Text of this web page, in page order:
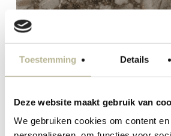
Toestemming Details
Deze website maakt gebruik van
We gebruiken cookies om content